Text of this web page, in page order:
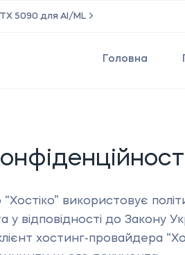
5090 для AI/ML
Головна
використовує
у відповідності до
хостинг-провайдера